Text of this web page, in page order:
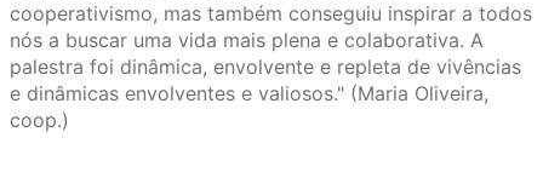
cooperativismo, mas também conseguiu inspirar a todos
nós a buscar uma vida mais plena e colaborativa. A
palestra foi dinâmica, envolvente e repleta de vivências
e dinâmicas envolventes e valiosos." (Maria Oliveira,
coop.)